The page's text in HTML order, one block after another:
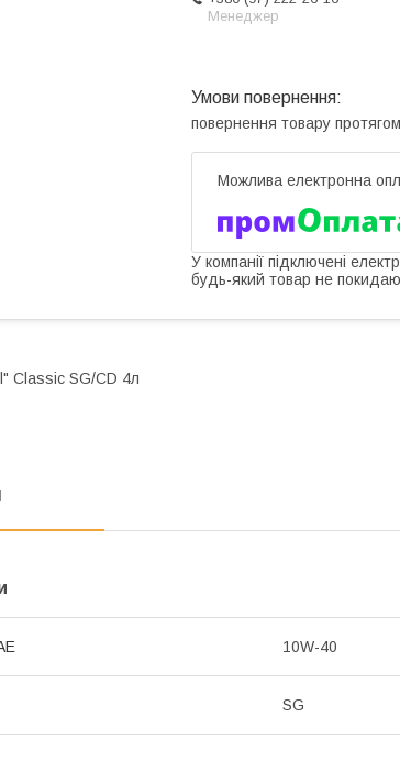
Менеджер
повернення товару
У компанії підключені
будь-який товар не
Classic SG/СD 4л
10W-40
SG